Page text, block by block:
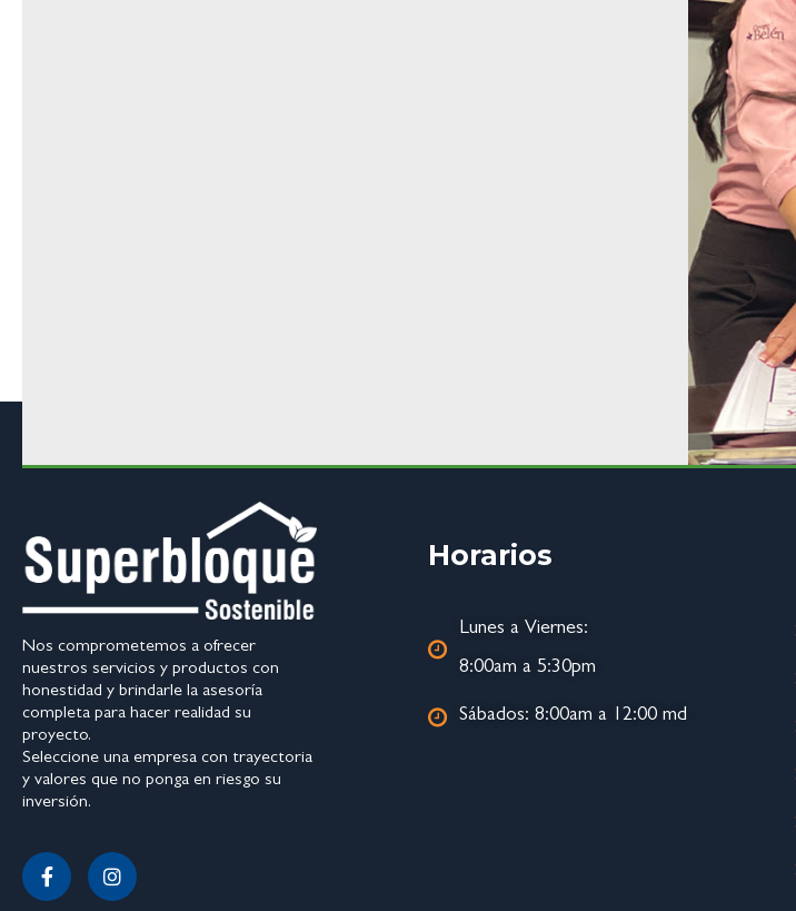
Nos comprometemos a ofrecer
nuestros servicios y productos con
honestidad y brindarle la asesoría
completa para hacer realidad su
proyecto.
Seleccione una empresa con trayectoria
y valores que no ponga en riesgo su
inversión.
Horarios
Lunes a Viernes:
8:00am a 5:30pm
Sábados: 8:00am a 12:00 md